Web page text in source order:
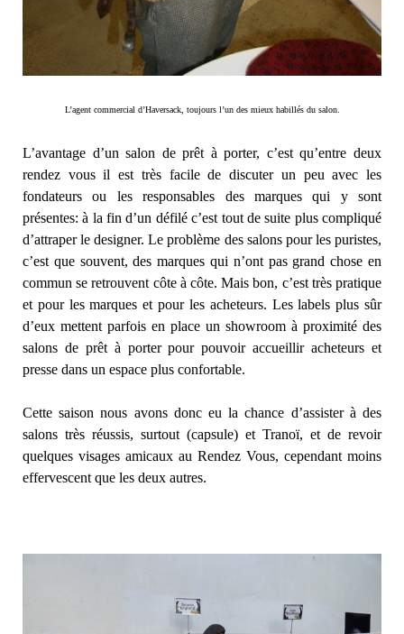
L’agent commercial d’Haversack, toujours l’un des mieux habillés du salon.
L’avantage d’un salon de prêt à porter, c’est qu’entre deux
rendez vous il est très facile de discuter un peu avec les
fondateurs ou les responsables des marques qui y sont
présentes: à la fin d’un défilé c’est tout de suite plus compliqué
d’attraper le designer. Le problème des salons pour les puristes,
c’est que souvent, des marques qui n’ont pas grand chose en
commun se retrouvent côte à côte. Mais bon, c’est très pratique
et pour les marques et pour les acheteurs. Les labels plus sûr
d’eux mettent parfois en place un showroom à proximité des
salons de prêt à porter pour pouvoir accueillir acheteurs et
presse dans un espace plus confortable.
Cette saison nous avons donc eu la chance d’assister à des
salons très réussis, surtout (capsule) et Tranoï, et de revoir
quelques visages amicaux au Rendez Vous, cependant moins
effervescent que les deux autres.